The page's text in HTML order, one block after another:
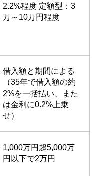
2.2%程度 定額型：3
万～10万円程度
借入額と期間による
（35年で借入額の約
2%を一括払い、また
は金利に0.2%上乗
せ）
1,000万円超5,000万
円以下で2万円